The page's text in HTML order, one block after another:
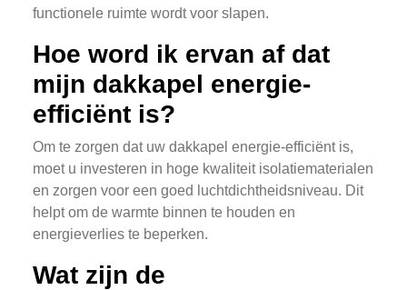
functionele ruimte wordt voor slapen.
Hoe word ik ervan af dat
mijn dakkapel energie-
efficiënt is?
Om te zorgen dat uw dakkapel energie-efficiënt is,
moet u investeren in hoge kwaliteit isolatiematerialen
en zorgen voor een goed luchtdichtheidsniveau. Dit
helpt om de warmte binnen te houden en
energieverlies te beperken.
Wat zijn de